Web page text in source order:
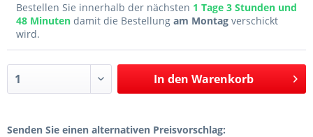
Bestellen Sie innerhalb der nächsten 1 Tage 3 Stunden und
48 Minuten damit die Bestellung am Montag verschickt
wird.
In den Warenkorb
Senden Sie einen alternativen Preisvorschlag: